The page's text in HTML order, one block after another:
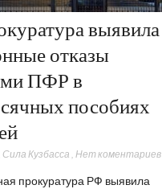
выявила
отказы
ПФР в
пособиях
Сила Кузбасса , Нет коментариев
прокуратура РФ выявила